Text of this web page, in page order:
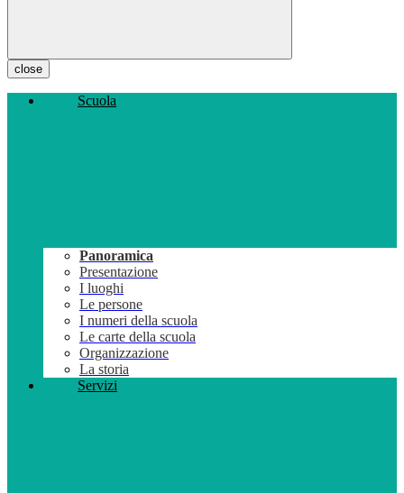
close
Scuola
Panoramica
Presentazione
I luoghi
Le persone
I numeri della scuola
Le carte della scuola
Organizzazione
La storia
Servizi